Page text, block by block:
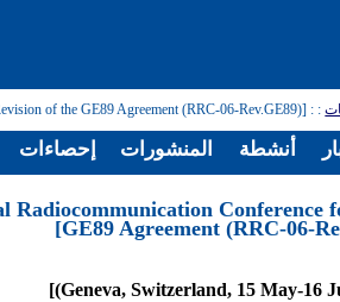
:
: [Regional Radiocommunication Conference for the Revision of the GE89 Agreement (RRC-06-Rev.GE89)]
Radiocommunication Conference
GE89 Agreement (RRC-06-
إحصاءات المنشورات أنشطة